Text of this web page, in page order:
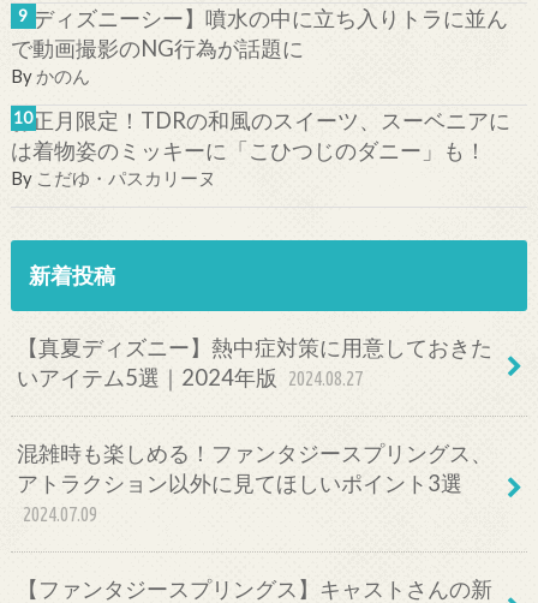
【ディズニーシー】噴水の中に立ち入りトラに並ん
で動画撮影のNG行為が話題に
By かのん
お正月限定！TDRの和風のスイーツ、スーベニアに
は着物姿のミッキーに「こひつじのダニー」も！
By こだゆ・パスカリーヌ
新着投稿
【真夏ディズニー】熱中症対策に用意しておきた
いアイテム5選｜2024年版
2024.08.27
混雑時も楽しめる！ファンタジースプリングス、
アトラクション以外に見てほしいポイント3選
2024.07.09
【ファンタジースプリングス】キャストさんの新